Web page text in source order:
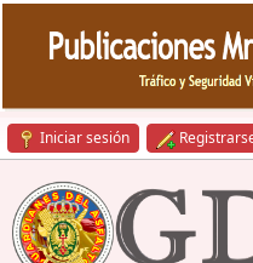
Iniciar sesión